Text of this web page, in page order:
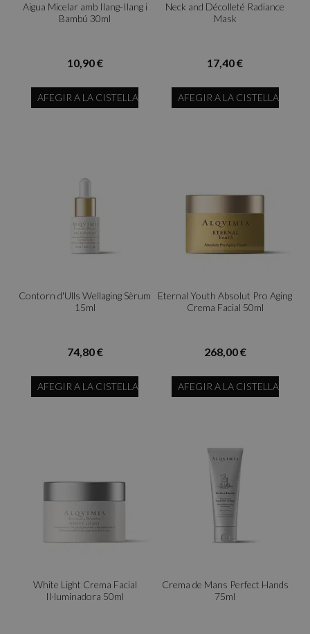
Aigua Micelar amb Ilang-Ilang i
Bambú 30ml
10,90 €
AFEGIR A LA CISTELLA
Neck and Décolleté Radiance
Mask
17,40 €
AFEGIR A LA CISTELLA
Contorn d'Ulls Wellaging Sèrum
15ml
74,80 €
AFEGIR A LA CISTELLA
Eternal Youth Absolut Pro Aging
Crema Facial 50ml
268,00 €
AFEGIR A LA CISTELLA
White Light Crema Facial
Il·luminadora 50ml
Crema de Mans Perfect Hands
75ml